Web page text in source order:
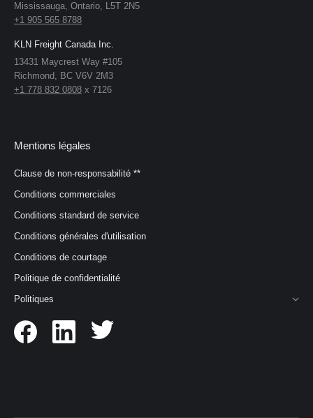
Mississauga, Ontario, L5T 2N5
+1 905 565 8788
KLN Freight Canada Inc.
13431 Maycrest Way #105
Richmond, BC V6V 2M3
+1 778 832 0808 x 7126
Mentions légales
Clause de non-responsabilité **
Conditions commerciales
Conditions standard de service
Conditions générales d'utilisation
Conditions de courtage
Politique de confidentialité
Politiques